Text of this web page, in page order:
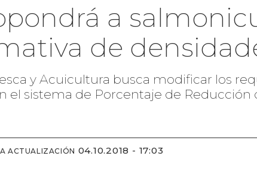
a
de
y Acuicultura busca modificar los
sistema de Porcentaje de Reducción
ACTUALIZACIÓN 04.10.2018 - 17:03